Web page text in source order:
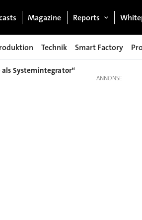
Magazine Reports
Technik Smart Factory
Systemintegrator“